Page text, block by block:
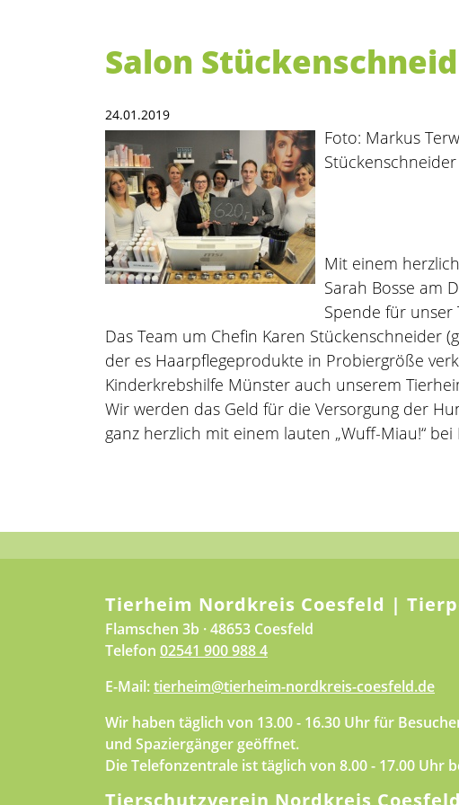
Salon
24.01.2019
Foto: Markus
Mit einem
Sarah Bosse am
Spende für unser
Das Team um Chefin Karen Stückenschneider
der es Haarpflegeprodukte in Probiergröße
Kinderkrebshilfe Münster auch unserem
Wir werden das Geld für die Versorgung der
ganz herzlich mit einem lauten „Wuff-Miau!“
Tierheim Nordkreis Coesfeld |
Flamschen 3b · 48653 Coesfeld
Telefon 02541 900 988 4
E-Mail:tierheim@tierheim-nordkreis-coesfeld.de
Wir haben täglich von 13.00 - 16.30 Uhr für
und Spaziergänger geöffnet.
Die Telefonzentrale ist täglich von 8.00 - 17.00 Uhr